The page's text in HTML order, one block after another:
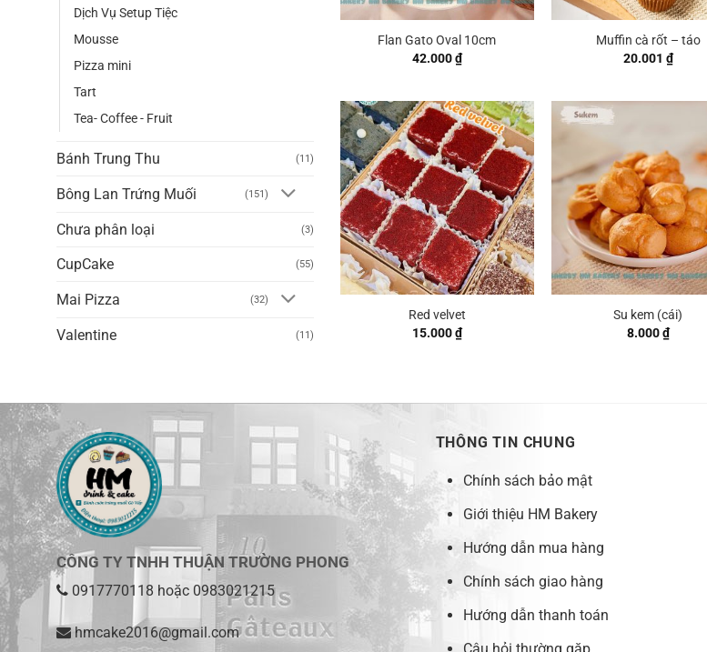
Dịch Vụ Setup Tiệc
Mousse
Pizza mini
Tart
Tea- Coffee - Fruit
Bánh Trung Thu (11)
Bông Lan Trứng Muối (151)
Chưa phân loại (3)
CupCake (55)
Mai Pizza (32)
Valentine (11)
Flan Gato Oval 10cm
42.000₫
Muffin cà rốt – táo
20.001 ₫
Red velvet
15.000₫
Su kem (cái)
8.000₫
CÔNG TY TNHH THUẬN TRƯỜNG PHONG
0917770118 hoặc 0983021215
hmcake2016@gmail.com
THÔNG TIN CHUNG
Chính sách bảo mật
Giới thiệu HM Bakery
Hướng dẫn mua hàng
Chính sách giao hàng
Hướng dẫn thanh toán